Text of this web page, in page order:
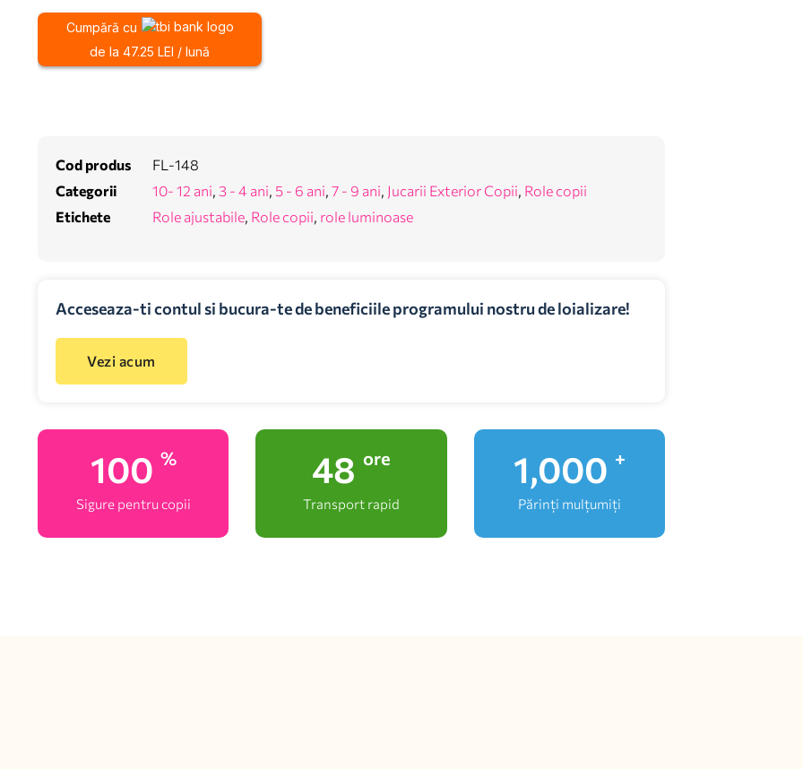
Cumpără cu
de la 47.25 LEI / lună
Cod produs
FL-148
Categorii
10- 12 ani, 3 - 4 ani, 5 - 6 ani, 7 - 9 ani, Jucarii Exterior Copii, Role copii
Etichete
Role ajustabile, Role copii, role luminoase
Acceseaza-ti contul si bucura-te de beneficiile programului nostru de loializare!
Vezi acum
100 %
Sigure pentru copii
48 ore
Transport rapid
1,000 +
Părinți mulțumiți